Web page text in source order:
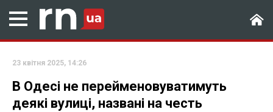
23 квітня 2025, 14:26
В Одесі не перейменовуватимуть
деякі вулиці, названі на честь